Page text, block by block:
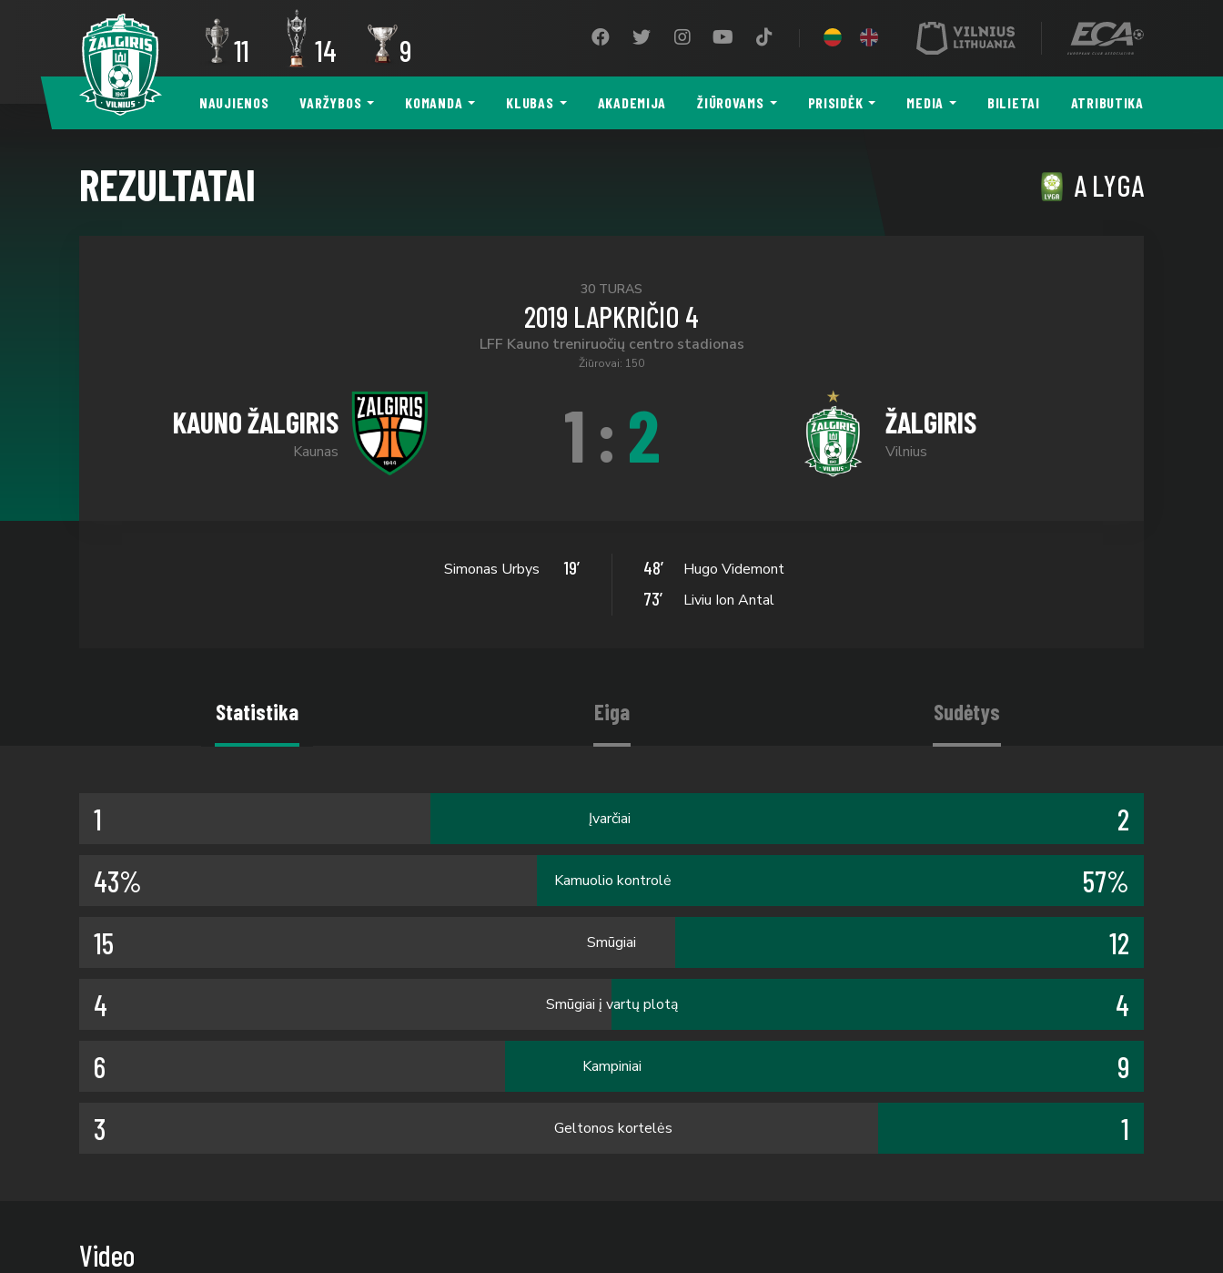
11 14 9
NAUJIENOS VARŽYBOS KOMANDA KLUBAS AKADEMIJA ŽIŪROVAMS PRISIDĖK MEDIA BILIETAI ATRIBUTIKA
REZULTATAI A LYGA
30 TURAS
2019 LAPKRIČIO 4
LFF Kauno treniruočių centro stadionas
Žiūrovai: 150
KAUNO ŽALGIRIS
Kaunas 1:2 ŽALGIRIS
Vilnius
Simonas Urbys 19’ 48’ Hugo Videmont
73’ Liviu Ion Antal
Statistika Eiga Sudėtys
1 Įvarčiai
2
43%
Kamuolio kontrolė
57%
15
Smūgiai
12
4
Smūgiai į vartų plotą
4
6
Kampiniai
9
3
Geltonos kortelės 1
Video